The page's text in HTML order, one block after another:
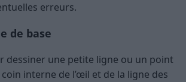
erreurs.
de base
dessiner une petite ligne ou un point
interne de l’œil et de la ligne des